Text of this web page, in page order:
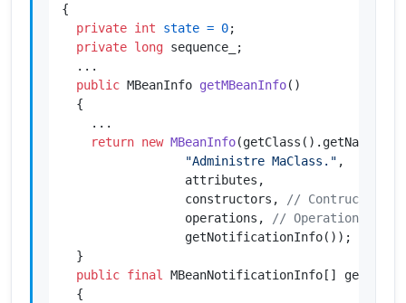
{
private int state = 0;
private long sequence_;
  ...
public MBeanInfo getMBeanInfo()
  {
    ...
return new MBeanInfo(getClass().getName(),
"Administre MaClass." ,
                 attributes,
                 constructors,
// Contructeur
                 operations,
// Operation
                 getNotificationInfo());
  }
public final
MBeanNotificationInfo[]
  {